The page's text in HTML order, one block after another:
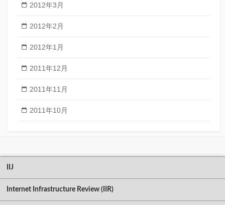
2012年3月
2012年2月
2012年1月
2011年12月
2011年11月
2011年10月
IIJ
Internet Infrastructure Review (IIR)